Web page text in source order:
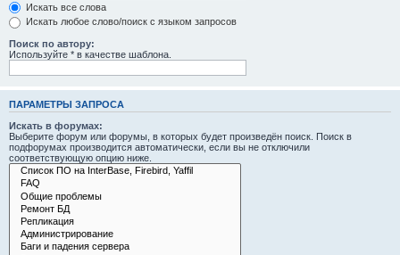
Искать все слова
Искать любое слово/поиск с языком запросов
Поиск по автору:
Используйте * в качестве шаблона.
ПАРАМЕТРЫ ЗАПРОСА
Искать в форумах:
Выберите форум или форумы, в которых будет произведён поиск. Поиск в
подфорумах производится автоматически, если вы не отключили
соответствующую опцию ниже.